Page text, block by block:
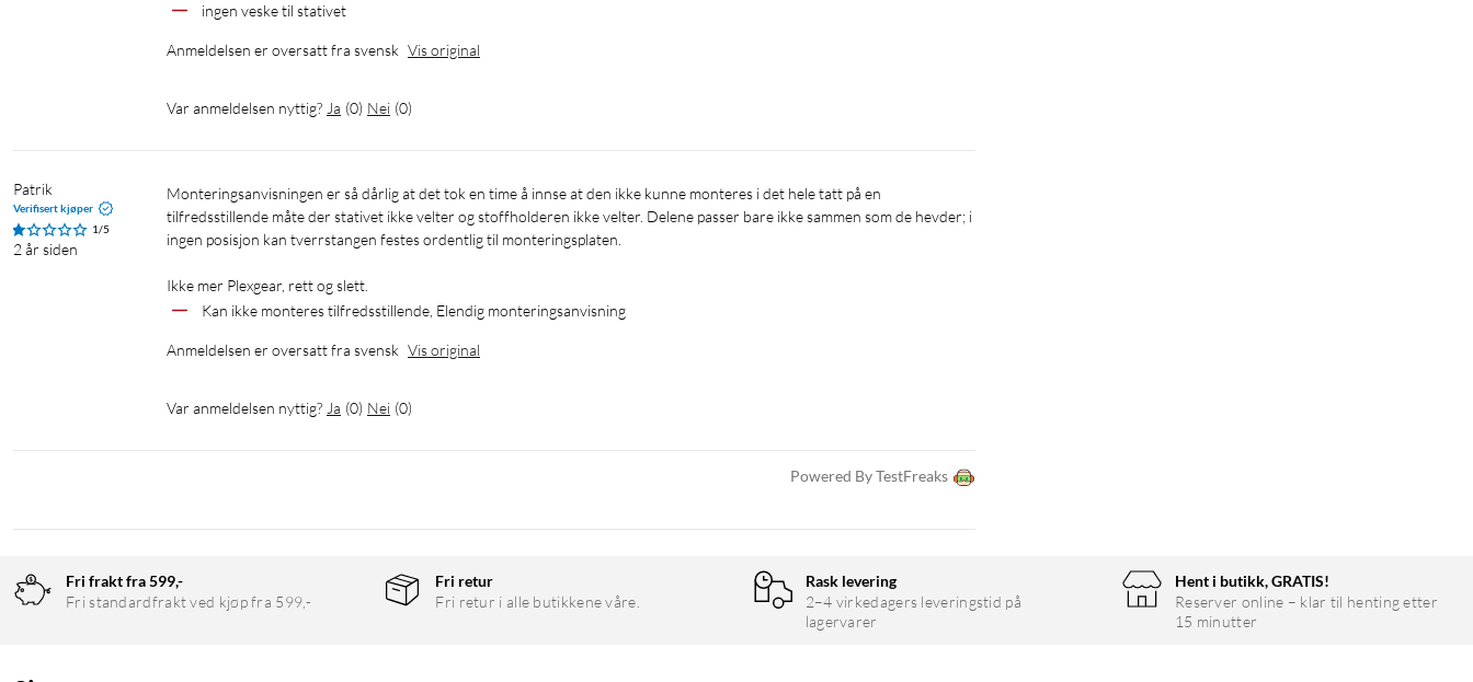
ingen veske til stativet
Anmeldelsen er oversatt fra svensk Vis original
Var anmeldelsen nyttig? Ja (0) Nei (0)
Patrik
Verifisert kjøper
1/5
2 år siden
Monteringsanvisningen er så dårlig at det tok en time å innse at den ikke kunne monteres i det hele tatt på en
tilfredsstillende måte der stativet ikke velter og stoffholderen ikke velter. Delene passer bare ikke sammen som de hevder; i
ingen posisjon kan tverrstangen festes ordentlig til monteringsplaten.
Ikke mer Plexgear, rett og slett.
Kan ikke monteres tilfredsstillende, Elendig monteringsanvisning
Anmeldelsen er oversatt fra svensk Vis original
Var anmeldelsen nyttig? Ja (0) Nei (0)
Powered By TestFreaks
Fri frakt fra 599,-
Fri standardfrakt ved kjøp fra 599,-
Fri retur
Fri retur i alle butikkene våre.
Rask levering
2–4 virkedagers leveringstid på
lagervarer
Hent i butikk, GRATIS!
Reserver online – klar til henting etter
15 minutter